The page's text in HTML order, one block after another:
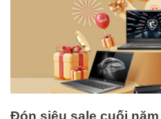
Đón siêu sale cuối